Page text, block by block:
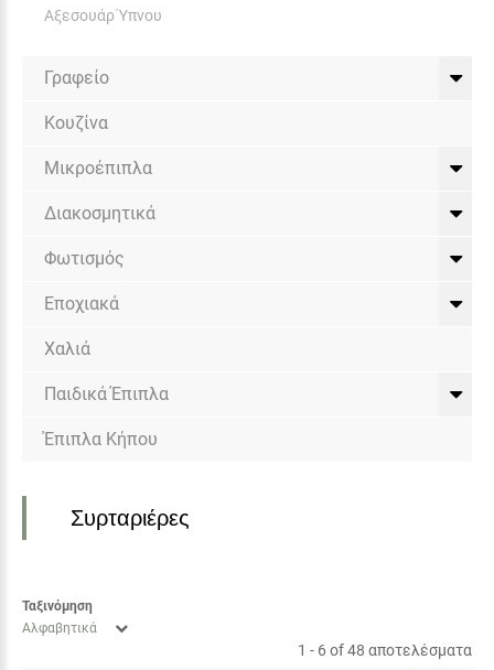
Αξεσουάρ Ύπνου
Γραφείο
Κουζίνα
Μικροέπιπλα
Διακοσμητικά
Φωτισμός
Εποχιακά
Χαλιά
Παιδικά Έπιπλα
Έπιπλα Κήπου
Συρταριέρες
Ταξινόμηση
Αλφαβητικά
1 - 6 of 48 αποτελέσματα